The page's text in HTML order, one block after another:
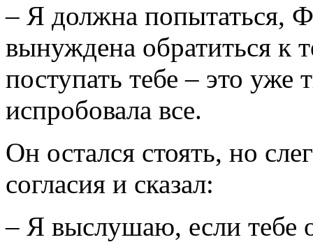
– Я должна попытаться,
вынуждена обратиться к
поступать тебе – это уже
испробовала все.
Он остался стоять, но
согласия и сказал:
– Я выслушаю, если тебе